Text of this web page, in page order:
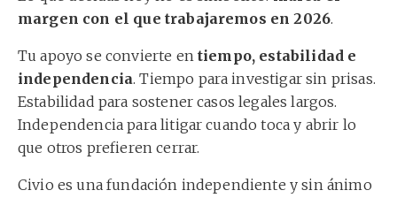
margen con el que trabajaremos en 2026.
Tu apoyo se convierte en tiempo, estabilidad e
independencia. Tiempo para investigar sin prisas.
Estabilidad para sostener casos legales largos.
Independencia para litigar cuando toca y abrir lo
que otros prefieren cerrar.
Civio es una fundación independiente y sin ánimo